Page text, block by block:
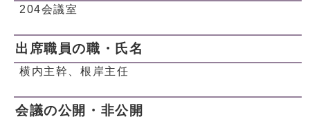
204会議室
出席職員の職・氏名
横内主幹、根岸主任
会議の公開・非公開